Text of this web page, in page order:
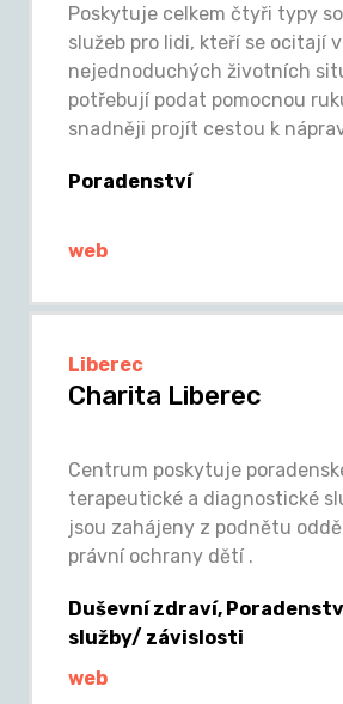
Poskytuje celkem čtyři typy
služeb pro lidi, kteří se ocitají v
nejednoduchých životních
potřebují podat pomocnou
snadněji projít cestou k
Poradenství
web
Liberec
Charita Liberec
Centrum poskytuje
terapeutické a diagnostické
jsou zahájeny z podnětu
právní ochrany dětí .
Duševní zdraví,
služby/ závislosti
web